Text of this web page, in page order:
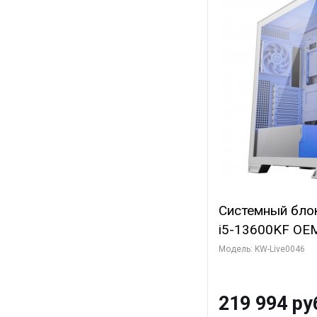
Системный
i5-13600KF
7, C14 8EC/
SSD)
Модель: KW-Live0046
219 994